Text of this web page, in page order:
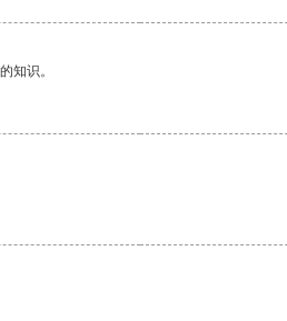
知识。